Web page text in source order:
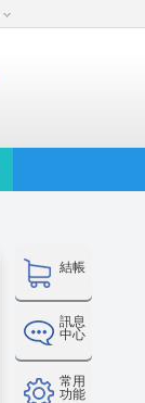
結帳
訊息
中心
常用
功能